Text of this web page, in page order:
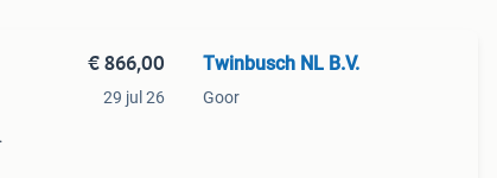
€ 866,00
29 jul 26
Twinbusch NL B.V.
Goor